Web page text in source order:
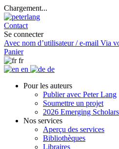
Chargement...
Contact
Se connecter
Avec nom d’utilisateur / e-mail Via
Panier
fr
en
de
Pour les auteurs
Publier avec Peter Lang
Soumettre un projet
2026 Emerging
Nos services
Aperçu des services
Bibliothèques
Libraires